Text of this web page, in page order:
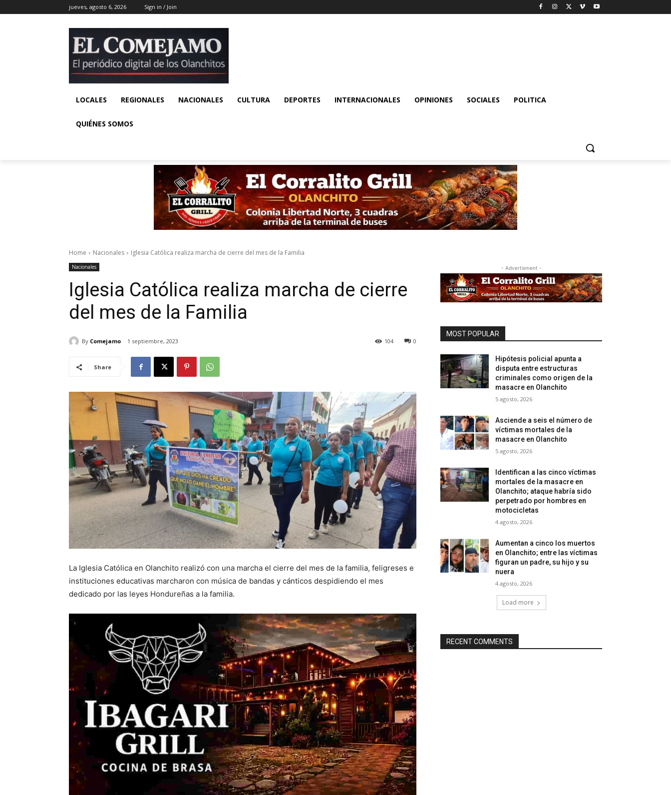
jueves, agosto 6, 2026 Sign in / Join
LOCALES REGIONALES NACIONALES CULTURA DEPORTES INTERNACIONALES OPINIONES SOCIALES POLITICA
QUIÉNES SOMOS
Home Nacionales Iglesia Católica realiza marcha de cierre del mes de la Familia
Nacionales
Iglesia Católica realiza marcha de cierre
del mes de la Familia
By Comejamo 1 septiembre, 2023 0
104
Share
La Iglesia Católica en Olanchito realizó con una marcha el cierre del mes de la familia, feligreses e
instituciones educativas marcharon con música de bandas y cánticos despidiendo el mes
dedicado por las leyes Hondureñas a la familia.
- Advertisment -
MOST POPULAR
Hipótesis policial apunta a
disputa entre estructuras
criminales como origen de la
masacre en Olanchito
5 agosto, 2026
Asciende a seis el número de
víctimas mortales de la
masacre en Olanchito
5 agosto, 2026
Identifican a las cinco víctimas
mortales de la masacre en
Olanchito; ataque habría sido
perpetrado por hombres en
motocicletas
4 agosto, 2026
Aumentan a cinco los muertos
en Olanchito; entre las víctimas
figuran un padre, su hijo y su
nuera
4 agosto, 2026
Load more
RECENT COMMENTS